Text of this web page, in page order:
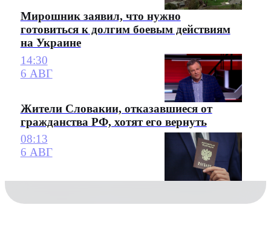
Мирошник заявил, что нужно
готовиться к долгим боевым действиям
на Украине
14:30
6 АВГ
Жители Словакии, отказавшиеся от
гражданства РФ, хотят его вернуть
08:13
6 АВГ